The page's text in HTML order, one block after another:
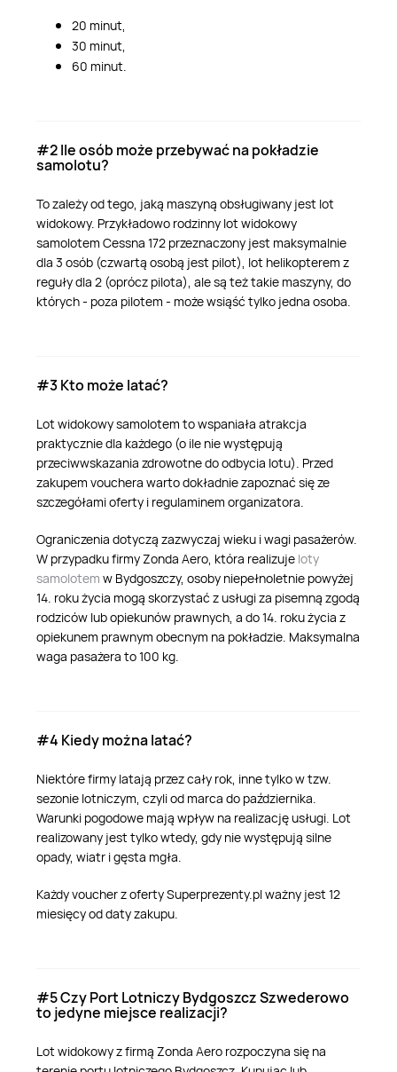
20 minut,
30 minut,
60 minut.
#2 Ile osób może przebywać na pokładzie
samolotu?
To zależy od tego, jaką maszyną obsługiwany jest lot
widokowy. Przykładowo rodzinny lot widokowy
samolotem Cessna 172 przeznaczony jest maksymalnie
dla 3 osób (czwartą osobą jest pilot), lot helikopterem z
reguły dla 2 (oprócz pilota), ale są też takie maszyny, do
których - poza pilotem - może wsiąść tylko jedna osoba.
#3 Kto może latać?
Lot widokowy samolotem to wspaniała atrakcja
praktycznie dla każdego (o ile nie występują
przeciwwskazania zdrowotne do odbycia lotu). Przed
zakupem vouchera warto dokładnie zapoznać się ze
szczegółami oferty i regulaminem organizatora.
Ograniczenia dotyczą zazwyczaj wieku i wagi pasażerów.
W przypadku firmy Zonda Aero, która realizuje loty
samolotem w Bydgoszczy, osoby niepełnoletnie powyżej
14. roku życia mogą skorzystać z usługi za pisemną zgodą
rodziców lub opiekunów prawnych, a do 14. roku życia z
opiekunem prawnym obecnym na pokładzie. Maksymalna
waga pasażera to 100 kg.
#4 Kiedy można latać?
Niektóre firmy latają przez cały rok, inne tylko w tzw.
sezonie lotniczym, czyli od marca do października.
Warunki pogodowe mają wpływ na realizację usługi. Lot
realizowany jest tylko wtedy, gdy nie występują silne
opady, wiatr i gęsta mgła.
Każdy voucher z oferty Superprezenty.pl ważny jest 12
miesięcy od daty zakupu.
#5 Czy Port Lotniczy Bydgoszcz Szwederowo
to jedyne miejsce realizacji?
Lot widokowy z firmą Zonda Aero rozpoczyna się na